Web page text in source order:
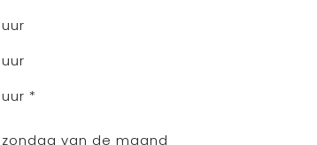
uur *
van de maand